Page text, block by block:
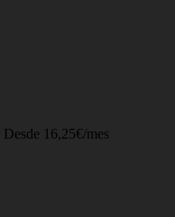
Desde 16,25€/mes